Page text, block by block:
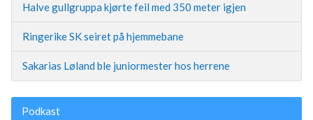
Halve gullgruppa kjørte feil med 350 meter igjen
Ringerike SK seiret på hjemmebane
Sakarias Løland ble juniormester hos herrene
Podkast